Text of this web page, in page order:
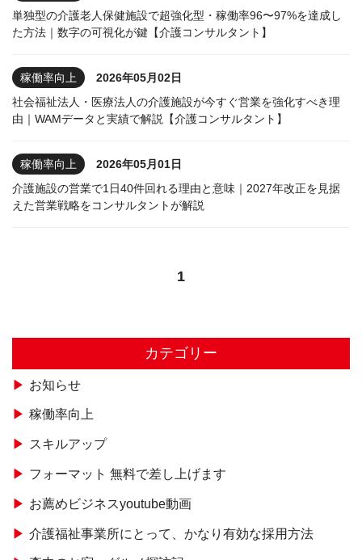
単独型の介護老人保健施設で超強化型・稼働率96〜97%を達成し
た方法｜数字の可視化が鍵【介護コンサルタント】
稼働率向上
2026年05月02日
社会福祉法人・医療法人の介護施設が今すぐ営業を強化すべき理
由｜WAMデータと実績で解説【介護コンサルタント】
稼働率向上
2026年05月01日
介護施設の営業で1日40件回れる理由と意味｜2027年改正を見据
えた営業戦略をコンサルタントが解説
1
カテゴリー
お知らせ
稼働率向上
スキルアップ
フォーマット 無料で差し上げます
お薦めビジネスyoutube動画
介護福祉事業所にとって、かなり有効な採用方法